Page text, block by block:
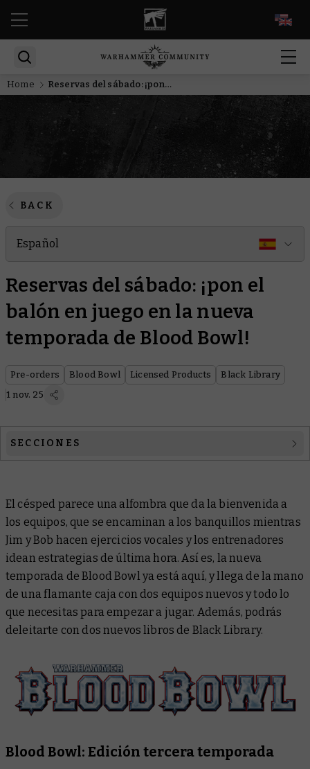
Home Reservas del sábado: ¡pon el balón en juego en la nueva temporada de Blood Bowl!
BACK
Español
Reservas del sábado: ¡pon el
balón en juego en la nueva
temporada de Blood Bowl!
Pre-orders Blood Bowl Licensed Products
Black Library
1 nov. 25
SECCIONES
Licensed Products
Black Library
El césped parece una alfombra que da la bienvenida a
los equipos, que se encaminan a los banquillos mientras
Jim y Bob hacen ejercicios vocales y los entrenadores
idean estrategias de última hora. Así es, la nueva
temporada de Blood Bowl ya está aquí, y llega de la mano
de una flamante caja con dos equipos nuevos y todo lo
que necesitas para empezar a jugar. Además, podrás
deleitarte con dos nuevos libros de Black Library.
Blood Bowl: Edición tercera temporada